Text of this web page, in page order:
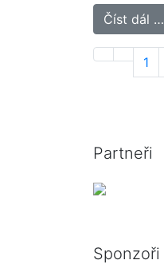
Číst dál …
1
Partneři
Sponzoři